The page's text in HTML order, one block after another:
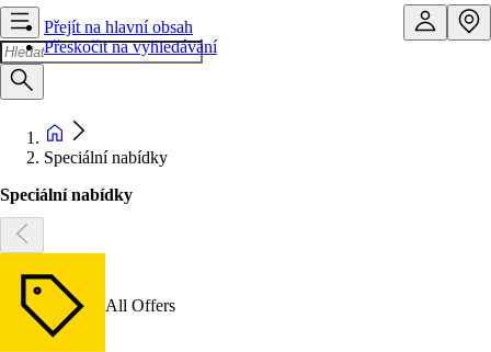
Přejít na hlavní obsah
Přeskočit na vyhledávání
Speciální nabídky
Speciální nabídky
All Offers